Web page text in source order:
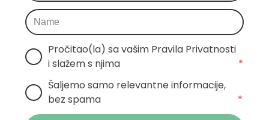
Pročitao(la) sa vašim Pravila Privatnosti
i slažem s njima
*
Šaljemo samo relevantne informacije,
bez spama
*